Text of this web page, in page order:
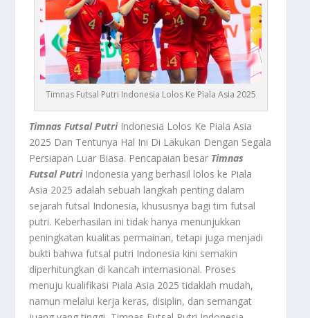
Timnas Futsal Putri Indonesia Lolos Ke Piala Asia 2025
Timnas Futsal PutriIndonesia Lolos Ke Piala Asia
2025 Dan Tentunya Hal Ini Di Lakukan Dengan Segala
Persiapan Luar Biasa. Pencapaian besar Timnas
Futsal PutriIndonesia yang berhasil lolos ke Piala
Asia 2025 adalah sebuah langkah penting dalam
sejarah futsal Indonesia, khususnya bagi tim futsal
putri. Keberhasilan ini tidak hanya menunjukkan
peningkatan kualitas permainan, tetapi juga menjadi
bukti bahwa futsal putri Indonesia kini semakin
diperhitungkan di kancah internasional. Proses
menuju kualifikasi Piala Asia 2025 tidaklah mudah,
namun melalui kerja keras, disiplin, dan semangat